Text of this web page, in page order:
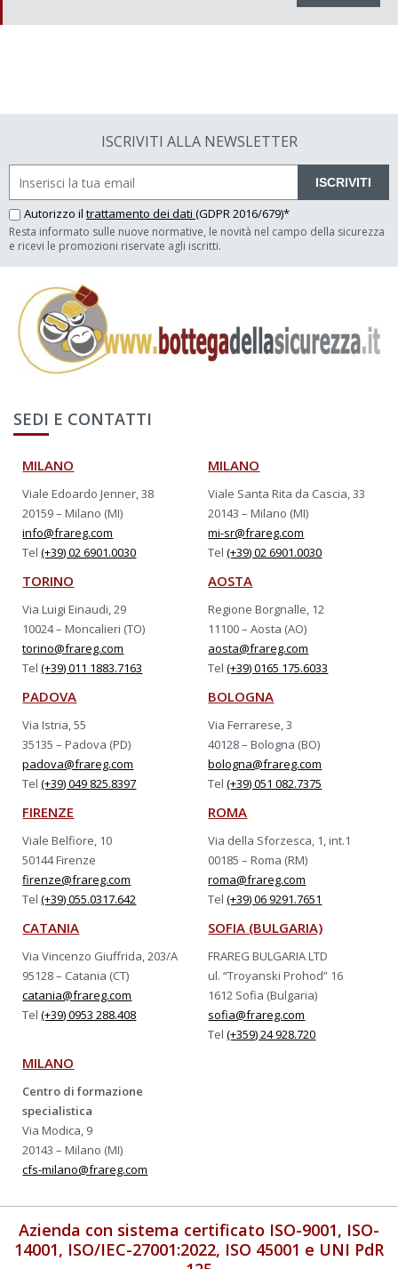
ISCRIVITI ALLA NEWSLETTER
ISCRIVITI
Autorizzo il trattamento dei dati (GDPR 2016/679)*
Resta informato sulle nuove normative, le novità nel campo della sicurezza
e ricevi le promozioni riservate agli iscritti.
SEDI E CONTATTI
MILANO
Viale Edoardo Jenner, 38
20159 – Milano (MI)
info@frareg.com
Tel(+39) 02 6901.0030
MILANO
Viale Santa Rita da Cascia, 33
20143 – Milano (MI)
mi-sr@frareg.com
Tel(+39) 02 6901.0030
TORINO
Via Luigi Einaudi, 29
10024 – Moncalieri (TO)
torino@frareg.com
Tel(+39) 011 1883.7163
AOSTA
Regione Borgnalle, 12
11100 – Aosta (AO)
aosta@frareg.com
Tel(+39) 0165 175.6033
PADOVA
Via Istria, 55
35135 – Padova (PD)
padova@frareg.com
Tel(+39) 049 825.8397
BOLOGNA
Via Ferrarese, 3
40128 – Bologna (BO)
bologna@frareg.com
Tel(+39) 051 082.7375
FIRENZE
Viale Belfiore, 10
50144 Firenze
firenze@frareg.com
Tel(+39) 055.0317.642
ROMA
Via della Sforzesca, 1, int.1
00185 – Roma (RM)
roma@frareg.com
Tel(+39) 06 9291.7651
CATANIA
Via Vincenzo Giuffrida, 203/A
95128 – Catania (CT)
catania@frareg.com
Tel(+39) 0953 288.408
SOFIA (BULGARIA)
FRAREG BULGARIA LTD
ul. “Troyanski Prohod” 16
1612 Sofia (Bulgaria)
sofia@frareg.com
Tel(+359) 24 928.720
MILANO
Centro di formazione
specialistica
Via Modica, 9
20143 – Milano (MI)
cfs-milano@frareg.com
Azienda con sistema certificato ISO-9001, ISO-
14001, ISO/IEC-27001:2022, ISO 45001 e UNI PdR